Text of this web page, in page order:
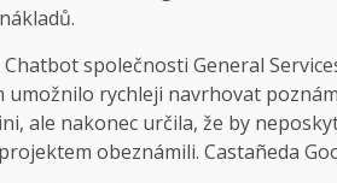
Chatbot společnosti General
umožnilo rychleji navrhovat
ale nakonec určila, že by
obeznámili. Castañeda